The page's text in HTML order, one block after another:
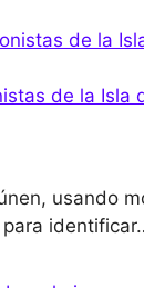
de la Isla
usando